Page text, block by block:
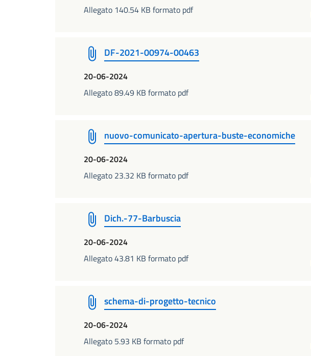
Allegato 140.54 KB formato pdf
DF-2021-00974-00463
20-06-2024
Allegato 89.49 KB formato pdf
nuovo-comunicato-apertura-buste-economiche
20-06-2024
Allegato 23.32 KB formato pdf
Dich.-77-Barbuscia
20-06-2024
Allegato 43.81 KB formato pdf
schema-di-progetto-tecnico
20-06-2024
Allegato 5.93 KB formato pdf